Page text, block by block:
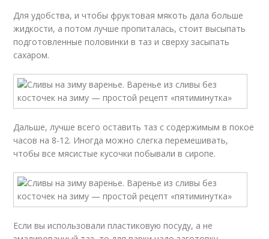
Для удобства, и чтобы фруктовая мякоть дала больше
жидкости, а потом лучше пропиталась, стоит высыпать
подготовленные половинки в таз и сверху засыпать
сахаром.
Дальше, лучше всего оставить таз с содержимым в покое
часов на 8-12. Иногда можно слегка перемешивать,
чтобы все мясистые кусочки побывали в сиропе.
Если вы использовали пластиковую посуду, а не